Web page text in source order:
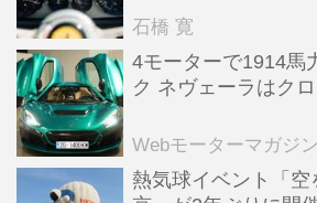
石橋 寛
4モーターで1914馬
ク ネヴェーラはク
全版／115】
Webモーターマガジ
熱気球イベント「空